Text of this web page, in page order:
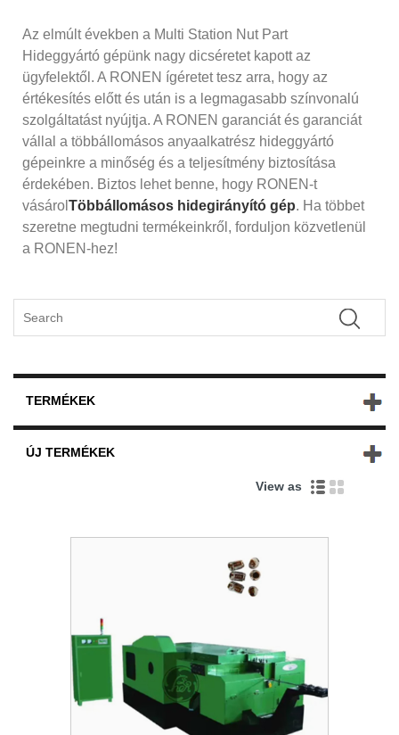
Az elmúlt években a Multi Station Nut Part
Hideggyártó gépünk nagy dicséretet kapott az
ügyfelektől. A RONEN ígéretet tesz arra, hogy az
értékesítés előtt és után is a legmagasabb színvonalú
szolgáltatást nyújtja. A RONEN garanciát és garanciát
vállal a többállomásos anyaalkatrész hideggyártó
gépeinkre a minőség és a teljesítmény biztosítása
érdekében. Biztos lehet benne, hogy RONEN-t
vásárol Többállomásos hidegirányító gép. Ha többet
szeretne megtudni termékeinkről, forduljon közvetlenül
a RONEN-hez!
TERMÉKEK
ÚJ TERMÉKEK
View as